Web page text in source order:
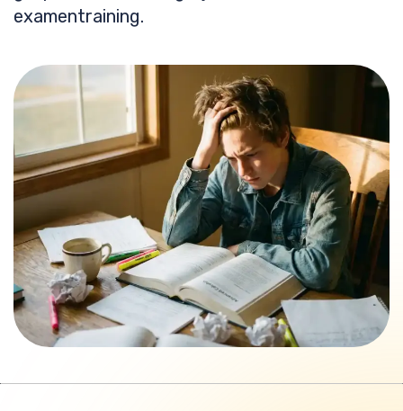
examentraining.